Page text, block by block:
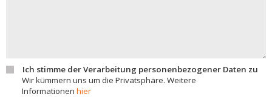
Ich stimme der Verarbeitung personenbezogener Daten zu
Wir kümmern uns um die Privatsphäre. Weitere
Informationen hier